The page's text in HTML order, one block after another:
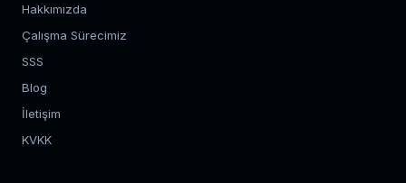
Hakkımızda
Çalışma Sürecimiz
SSS
Blog
İletişim
KVKK